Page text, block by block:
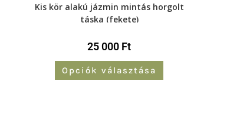
Kis kör alakú jázmin mintás horgolt
táska (fekete)
25 000 Ft
Opciók választása